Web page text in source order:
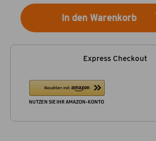
In den Warenkorb
Express Checkout